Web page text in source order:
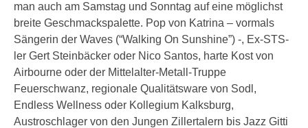
man auch am Samstag und Sonntag auf eine möglichst
breite Geschmackspalette. Pop von Katrina – vormals
Sängerin der Waves (“Walking On Sunshine”) -, Ex-STS-
ler Gert Steinbäcker oder Nico Santos, harte Kost von
Airbourne oder der Mittelalter-Metall-Truppe
Feuerschwanz, regionale Qualitätsware von Sodl,
Endless Wellness oder Kollegium Kalksburg,
Austroschlager von den Jungen Zillertalern bis Jazz Gitti